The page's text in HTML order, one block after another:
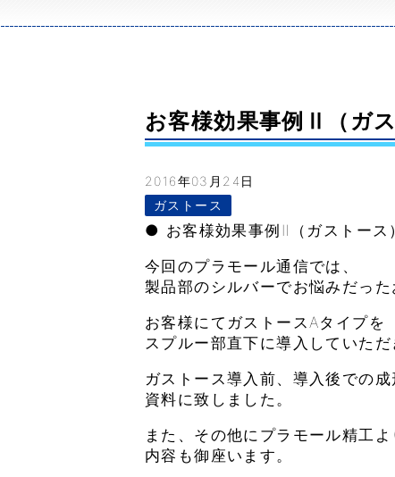
お客様効果事例Ⅱ（ガ
2016年03月24日
ガストース
● お客様効果事例Ⅱ（ガストース
今回のプラモール通信では、
製品部のシルバーでお悩みだっ
お客様にてガストースAタイプを
スプルー部直下に導入していただ
ガストース導入前、導入後での
資料に致しました。
また、その他にプラモール精工
内容も御座います。